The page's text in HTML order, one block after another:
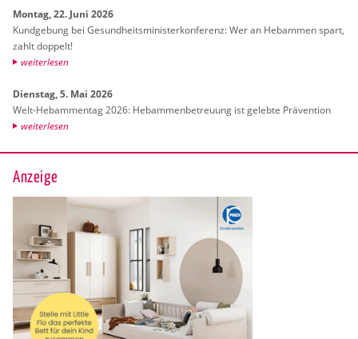
Mon­tag, 22. Juni 2026
Kund­ge­bung bei Ge­sund­heits­mi­nis­ter­kon­fe­renz: Wer an Heb­am­men spart,
zahlt dop­pelt!
wei­ter­le­sen
Diens­tag, 5. Mai 2026
Welt-Heb­am­men­tag 2026: Heb­am­men­be­treu­ung ist ge­leb­te Prä­ven­ti­on
wei­ter­le­sen
Anzeige